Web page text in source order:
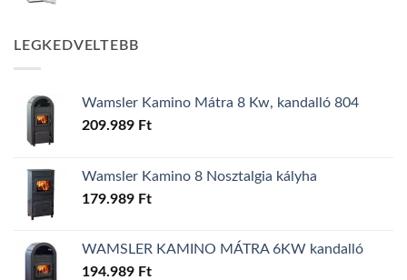
LEGKEDVELTEBB
Wamsler Kamino Mátra 8 Kw, kandalló 804
209.989 Ft
Wamsler Kamino 8 Nosztalgia kályha
179.989 Ft
WAMSLER KAMINO MÁTRA 6KW kandalló
194.989 Ft